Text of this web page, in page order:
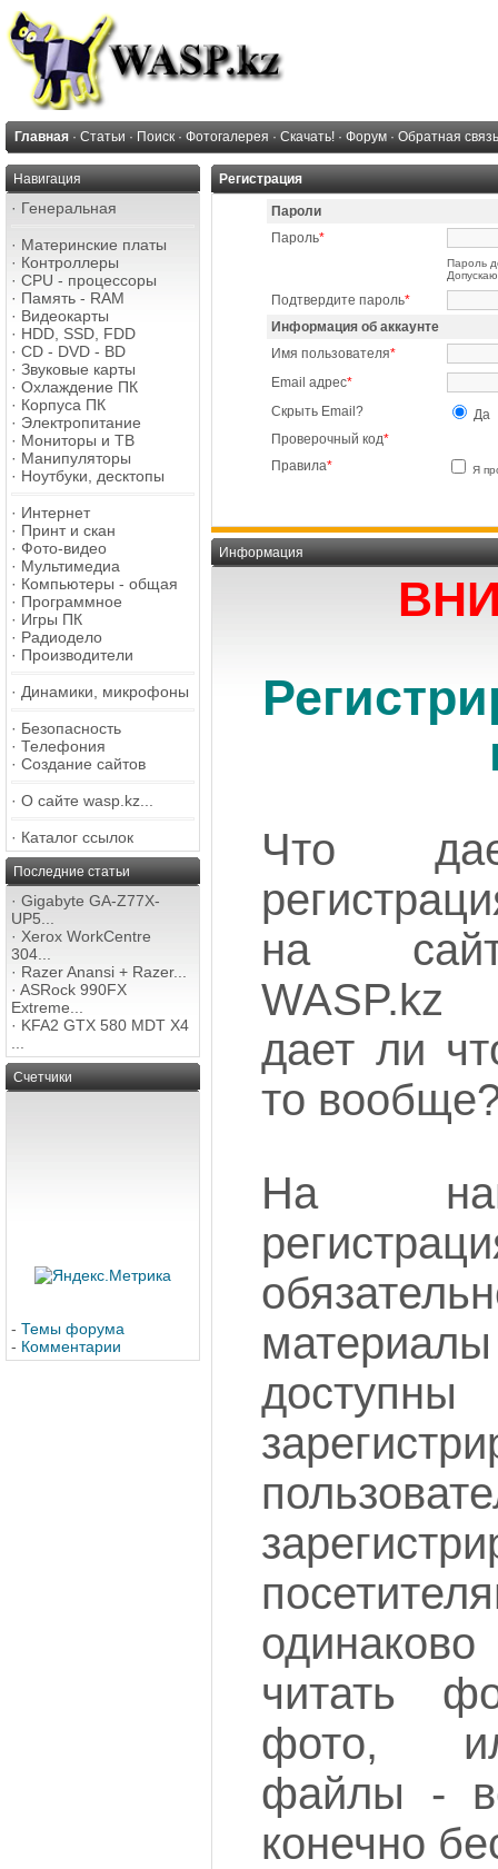
Главная · Статьи · Поиск · Фотогалерея · Скачать! · Форум · Обратная связь
Навигация
· Генеральная
· Материнские платы
· Контроллеры
· CPU - процессоры
· Память - RAM
· Видеокарты
· HDD, SSD, FDD
· CD - DVD - BD
· Звуковые карты
· Охлаждение ПК
· Корпуса ПК
· Электропитание
· Мониторы и ТВ
· Манипуляторы
· Ноутбуки, десктопы
· Интернет
· Принт и скан
· Фото-видео
· Мультимедиа
· Компьютеры - общая
· Программное
· Игры ПК
· Радиодело
· Производители
· Динамики, микрофоны
· Безопасность
· Телефония
· Создание сайтов
· О сайте wasp.kz...
· Каталог ссылок
Последние статьи
· Gigabyte GA-Z77X-
UP5...
· Xerox WorkCentre
304...
· Razer Anansi + Razer...
· ASRock 990FX
Extreme...
· KFA2 GTX 580 MDT X4
Счетчики
- Темы форума
- Комментарии
Регистрация
Пароли
Пароль*
Пароль
Подтвердите пароль*
Информация об аккаунте
Имя пользователя*
Email адрес*
Скрыть Email?
Да
Проверочный код*
Правила* Я
Информация
Что
на
WASP.kz
дает ли
то
На
читать
фото,
файлы -
конечно